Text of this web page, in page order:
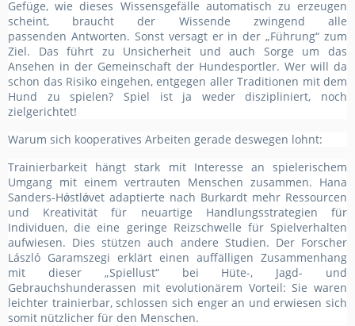
Gefüge, wie dieses Wissensgefälle automatisch zu erzeugen
scheint, braucht der Wissende zwingend alle
passenden Antworten. Sonst versagt er in der „Führung“ zum
Ziel. Das führt zu Unsicherheit und auch Sorge um das
Ansehen in der Gemeinschaft der Hundesportler. Wer will da
schon das Risiko eingehen, entgegen aller Traditionen mit dem
Hund zu spielen? Spiel ist ja weder diszipliniert, noch
zielgerichtet!
Warum sich kooperatives Arbeiten gerade deswegen lohnt:
Trainierbarkeit hängt stark mit Interesse an spielerischem
Umgang mit einem vertrauten Menschen zusammen. Hana
Sanders-Hǿstlǿvet adaptierte nach Burkardt mehr Ressourcen
und Kreativität für neuartige Handlungsstrategien für
Individuen, die eine geringe Reizschwelle für Spielverhalten
aufwiesen. Dies stützen auch andere Studien. Der Forscher
László Garamszegi erklärt einen auffälligen Zusammenhang
mit dieser „Spiellust“ bei Hüte-, Jagd- und
Gebrauchshunderassen mit evolutionärem Vorteil: Sie waren
leichter trainierbar, schlossen sich enger an und erwiesen sich
somit nützlicher für den Menschen.